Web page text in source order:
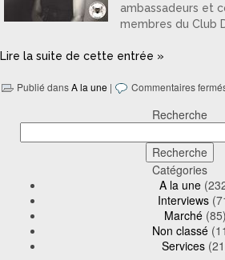
ambassadeurs et
membres du Club
Lire la suite de cette entrée »
Publié dansA la une | Commentaires
Recherche
Catégories
A la une
Interviews
Marché (85)
Non classé
Services